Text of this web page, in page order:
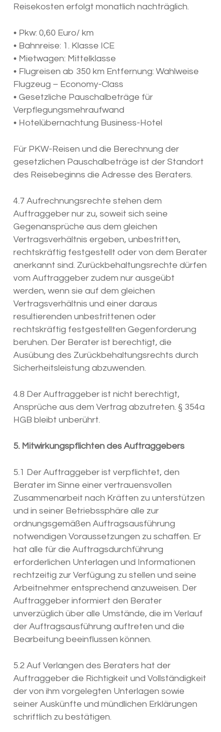
Reisekosten erfolgt monatlich nachträglich.
• Pkw: 0,60 Euro/ km
• Bahnreise: 1. Klasse ICE
• Mietwagen: Mittelklasse
• Flugreisen ab 350 km Entfernung: Wahlweise
Flugzeug – Economy-Class
• Gesetzliche Pauschalbeträge für
Verpflegungsmehraufwand
• Hotelübernachtung Business-Hotel
Für PKW-Reisen und die Berechnung der
gesetzlichen Pauschalbeträge ist der Standort
des Reisebeginns die Adresse des Beraters.
4.7 Aufrechnungsrechte stehen dem
Auftraggeber nur zu, soweit sich seine
Gegenansprüche aus dem gleichen
Vertragsverhältnis ergeben, unbestritten,
rechtskräftig festgestellt oder von dem Berater
anerkannt sind. Zurückbehaltungsrechte dürfen
vom Auftraggeber zudem nur ausgeübt
werden, wenn sie auf dem gleichen
Vertragsverhältnis und einer daraus
resultierenden unbestrittenen oder
rechtskräftig festgestellten Gegenforderung
beruhen. Der Berater ist berechtigt, die
Ausübung des Zurückbehaltungsrechts durch
Sicherheitsleistung abzuwenden.
4.8 Der Auftraggeber ist nicht berechtigt,
Ansprüche aus dem Vertrag abzutreten. § 354a
HGB bleibt unberührt.
5. Mitwirkungspflichten des Auftraggebers
5.1 Der Auftraggeber ist verpflichtet, den
Berater im Sinne einer vertrauensvollen
Zusammenarbeit nach Kräften zu unterstützen
und in seiner Betriebssphäre alle zur
ordnungsgemäßen Auftragsausführung
notwendigen Voraussetzungen zu schaffen. Er
hat alle für die Auftragsdurchführung
erforderlichen Unterlagen und Informationen
rechtzeitig zur Verfügung zu stellen und seine
Arbeitnehmer entsprechend anzuweisen. Der
Auftraggeber informiert den Berater
unverzüglich über alle Umstände, die im Verlauf
der Auftragsausführung auftreten und die
Bearbeitung beeinflussen können.
5.2 Auf Verlangen des Beraters hat der
Auftraggeber die Richtigkeit und Vollständigkeit
der von ihm vorgelegten Unterlagen sowie
seiner Auskünfte und mündlichen Erklärungen
schriftlich zu bestätigen.